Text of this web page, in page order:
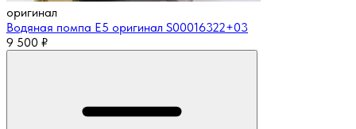
оригинал
Водяная помпа Е5 оригинал S00016322+03
9 500 ₽